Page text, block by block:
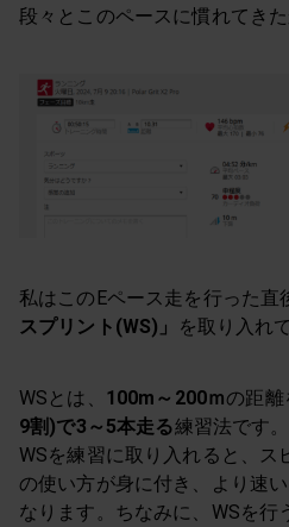
段々とこのペースに慣れてき
私はこのEペース走を行った直
スプリント(WS)」
を取り入れ
WSとは、 100m～200ｍの距離
9割)で3～5本走る練習法です。
WSを練習に取り入れると、ス
の使い方が身に付き、より速
なります。ちなみに、WSを行